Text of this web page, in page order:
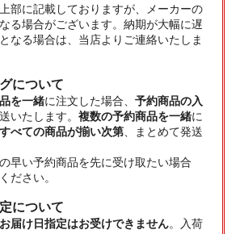
部に記載しておりますが、メーカーの
る場合がございます。納期が大幅に遅
なる場合は、当店よりご連絡いたしま
について
を一緒に注文した場合、 予約商品の入
いたします。 複数の予約商品を一緒に
すべての商品が揃い次第、まとめて発送
早い予約商品を先に受け取たい場合
ださい。
について
お届け日指定はお受けできません。入荷